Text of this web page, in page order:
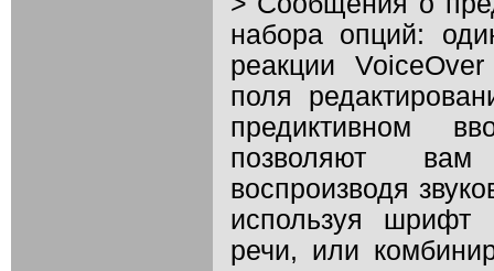
набора опций:
реакции
поля
предиктивном
позволяют вам
воспроизводя
используя шрифт
речи, или